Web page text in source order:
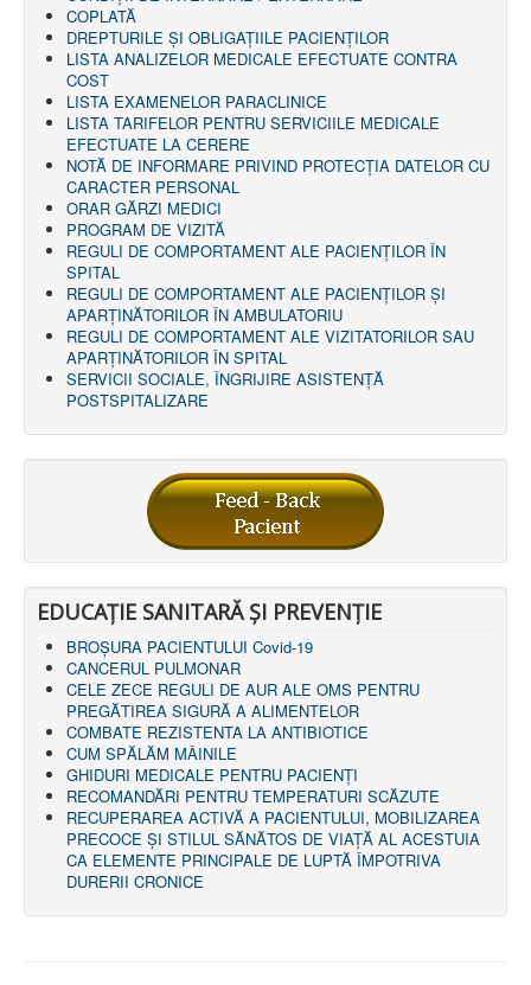
AMBULATOR CHIRURGIE
AMBULATOR ORTOPEDIE ȘI TRAUMATOLOGIE
AMBULATOR MEDICINĂ INTERNĂ
AMBULATOR NEUROLOGIE
AMBULATOR PEDIATRIE
AMBULATOR ÎNGRIJIRI PALIATIVE
MANAGEMENT
PROIECT DE MANAGEMENT 2026
PLAN STRATEGIC 2021 - 2025
PROIECT DE MANAGEMENT 2021
PROIECT DE MANAGEMENT 2017
CONSILIUL DE ADMINISTRAŢIE
COMITET DIRECTOR
DECLARATIE MANAGER PRIVIND IMPLEMENTAREA
SISTEMULUI DE CALITATE 2019
PLAN MANAGEMENT
INTEGRITATE
ADMINISTRATIV
RESURSE UMANE
PROGRAM VOLUNTARIAT
LEGISLAȚIE
ECONOMIC
ACHIZIŢII PUBLICE
BUGET
CONTRACTE C.A.S.
CONTRACTE PROGRAME NAȚIONALE
CHELTUIELI
CONSILIU DE ETICĂ
CONTACT
INFORMAŢII CONTACT
RUTE ACCES
RELAȚIA CU MASS-MEDIA
PURTĂTOR DE CUVÂNT
REGULI ACCES MASS-MEDIA
ORAR AUDIENŢE
HARTĂ SITE
COPLATĂ
DREPTURILE ŞI OBLIGAŢIILE PACIENȚILOR
LISTA ANALIZELOR MEDICALE EFECTUATE CONTRA
COST
LISTA EXAMENELOR PARACLINICE
LISTA TARIFELOR PENTRU SERVICIILE MEDICALE
EFECTUATE LA CERERE
NOTĂ DE INFORMARE PRIVIND PROTECŢIA DATELOR CU
CARACTER PERSONAL
ORAR GĂRZI MEDICI
PROGRAM DE VIZITĂ
REGULI DE COMPORTAMENT ALE PACIENȚILOR ÎN
SPITAL
REGULI DE COMPORTAMENT ALE PACIENȚILOR ȘI
APARȚINĂTORILOR ÎN AMBULATORIU
REGULI DE COMPORTAMENT ALE VIZITATORILOR SAU
APARȚINĂTORILOR ÎN SPITAL
SERVICII SOCIALE, ÎNGRIJIRE ASISTENŢĂ
POSTSPITALIZARE
EDUCAȚIE SANITARĂ ȘI PREVENȚIE
BROȘURA PACIENTULUI Covid-19
CANCERUL PULMONAR
CELE ZECE REGULI DE AUR ALE OMS PENTRU
PREGĂTIREA SIGURĂ A ALIMENTELOR
COMBATE REZISTENTA LA ANTIBIOTICE
CUM SPĂLĂM MÂINILE
GHIDURI MEDICALE PENTRU PACIENȚI
RECOMANDĂRI PENTRU TEMPERATURI SCĂZUTE
RECUPERAREA ACTIVĂ A PACIENTULUI, MOBILIZAREA
PRECOCE ȘI STILUL SĂNĂTOS DE VIAȚĂ AL ACESTUIA
CA ELEMENTE PRINCIPALE DE LUPTĂ ÎMPOTRIVA
DURERII CRONICE